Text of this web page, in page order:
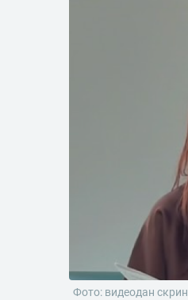
Фото: видеодан скрин